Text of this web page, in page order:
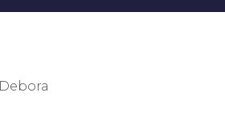
Debora